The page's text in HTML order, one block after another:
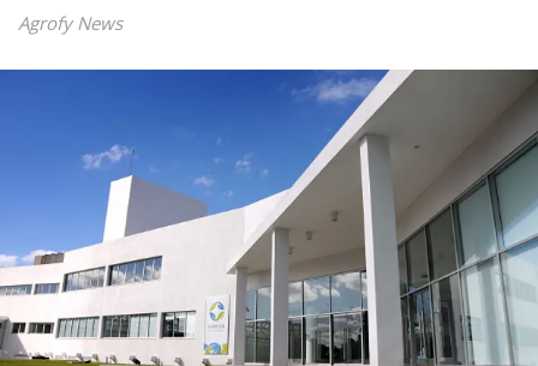
Agrofy News